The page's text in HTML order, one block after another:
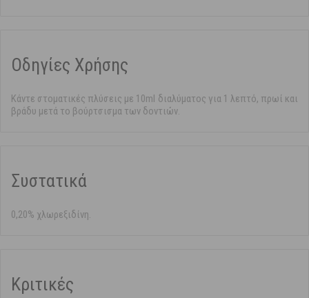
Οδηγίες Χρήσης
Κάντε στοματικές πλύσεις με 10ml διαλύματος για 1 λεπτό, πρωί και
βράδυ μετά το βούρτσισμα των δοντιών.
Συστατικά
0,20% χλωρεξιδίνη.
Κριτικές